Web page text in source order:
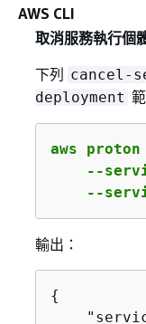
AWS CLI
取消服務執行個
下列 cancel-
deployment
aws
--
--
輸出：
{